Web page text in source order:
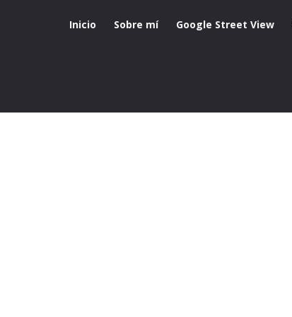
Inicio Sobre mí Google Street View